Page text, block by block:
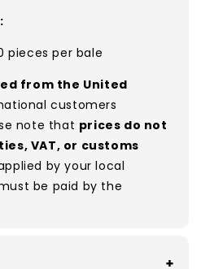
pieces per bale
from the United
customers
note that prices do not
VAT, or customs
by your local
be paid by the